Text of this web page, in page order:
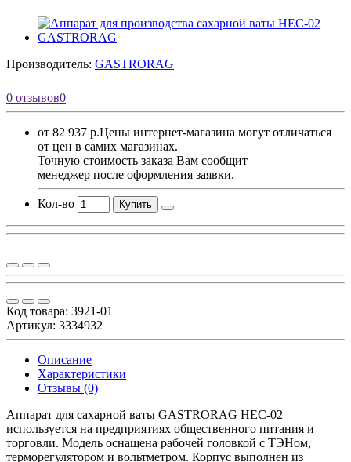
Производитель: GASTRORAG
0 отзывов0
от 82 937 р.Цены интернет-магазина могут отличаться
от цен в самих магазинах.
Точную стоимость заказа Вам сообщит
менеджер после оформления заявки.
Кол-во Купить
Код товара: 3921-01
Артикул: 3334932
Описание
Характеристики
Отзывы (0)
Аппарат для сахарной ваты GASTRORAG HEC-02
используется на предприятиях общественного питания и
торговли. Модель оснащена рабочей головкой с ТЭНом,
терморегулятором и вольтметром. Корпус выполнен из